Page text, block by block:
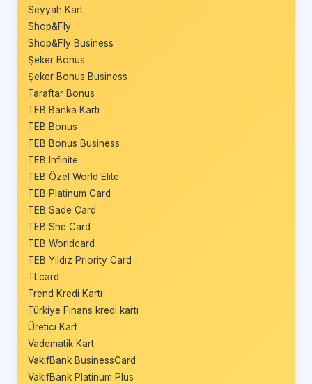
Seyyah Kart
Shop&Fly
Shop&Fly Business
Şeker Bonus
Şeker Bonus Business
Taraftar Bonus
TEB Banka Kartı
TEB Bonus
TEB Bonus Business
TEB Infinite
TEB Özel World Elite
TEB Platinum Card
TEB Sade Card
TEB She Card
TEB Worldcard
TEB Yıldız Priority Card
TLcard
Trend Kredi Kartı
Türkiye Finans kredi kartı
Üretici Kart
Vadematik Kart
VakıfBank BusinessCard
VakıfBank Platinum Plus